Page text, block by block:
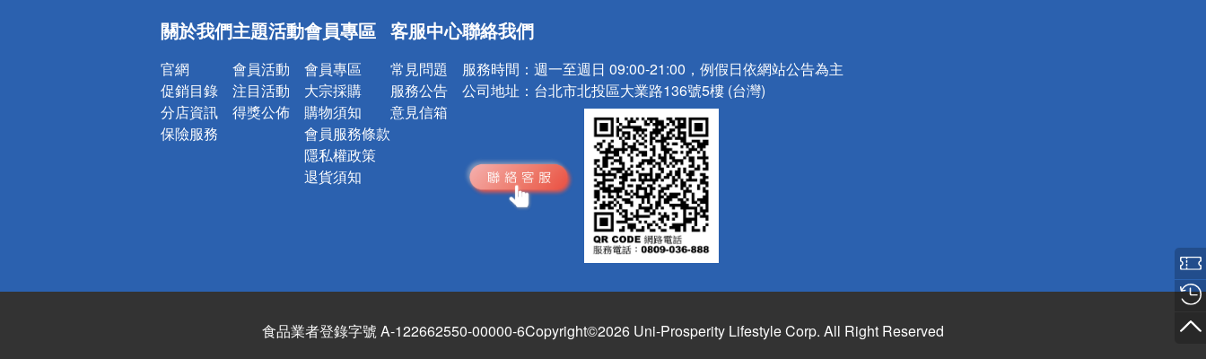
詐騙網頁！請小心！
關於我們
官網
促銷目錄
分店資訊
保險服務
主題活動
會員活動
注目活動
得獎公佈
會員專區
會員專區
大宗採購
購物須知
會員服務條款
隱私權政策
退貨須知
客服中心
常見問題
服務公告
意見信箱
聯絡我們
服務時間： 週一至週日 09:00-21:00，例假日依網站公告為主
公司地址： 台北市北投區大業路136號5樓 (台灣)
食品業者登錄字號 A-122662550-00000-6Copyright©2026 Uni-Prosperity Lifestyle Corp. All Right Reserved